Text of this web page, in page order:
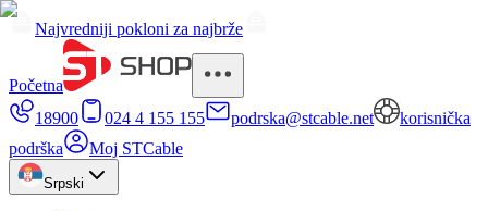
Najvredniji pokloni za najbrže
Početna
18900
024 4 155 155 podrska@stcable.net
korisnička
podrška
Moj STCable
Srpski